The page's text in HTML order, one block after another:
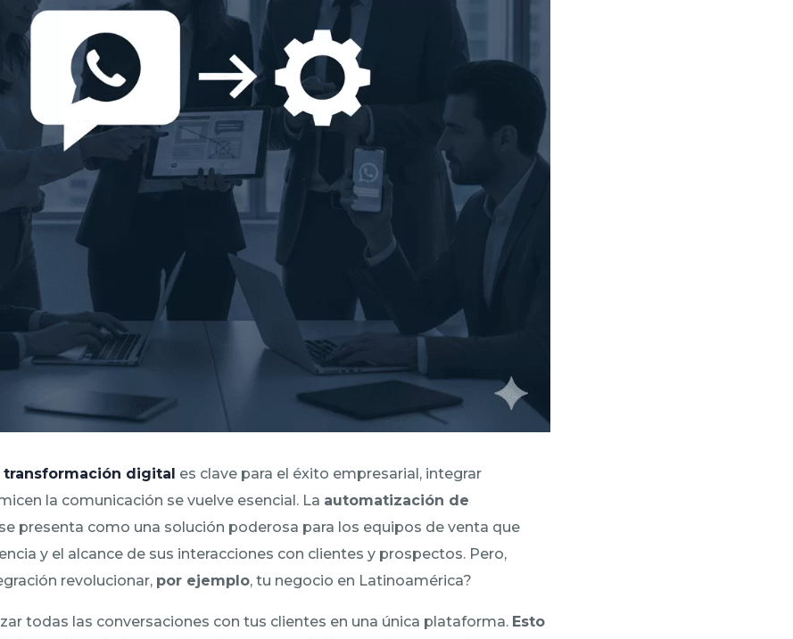
transformación digital es clave para el éxito empresarial, integrar
la comunicación se vuelve esencial. La automatización de
se presenta como una solución poderosa para los equipos de venta que
y el alcance de sus interacciones con clientes y prospectos. Pero,
revolucionar, por ejemplo, tu negocio en Latinoamérica?
todas las conversaciones con tus clientes en una única plataforma. Esto